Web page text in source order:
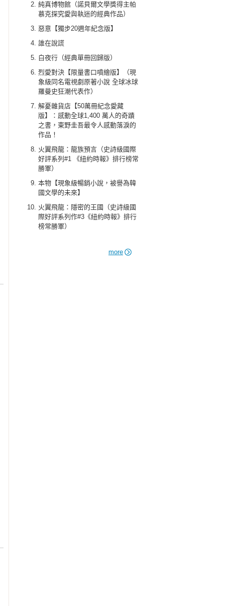
純真博物館（諾貝爾文學獎得主帕
慕克探究愛與執迷的經典作品）
惡意【獨步20週年紀念版】
誰在說謊
白夜行（經典單冊回歸版）
烈愛對決【限量書口噴繪版】（現
象級同名電視劇原著小說 全球冰球
羅曼史狂潮代表作）
解憂雜貨店【50萬冊紀念愛藏
版】：感動全球1,400 萬人的奇蹟
之書，東野圭吾最令人感動落淚的
作品！
火翼飛龍：龍族預言（史詩級國際
好評系列#1 《紐約時報》排行榜常
勝軍）
本物【現象級暢銷小說，被譽為韓
國文學的未來】
火翼飛龍：隱密的王國（史詩級國
際好評系列作#3《紐約時報》排行
榜常勝軍）
more